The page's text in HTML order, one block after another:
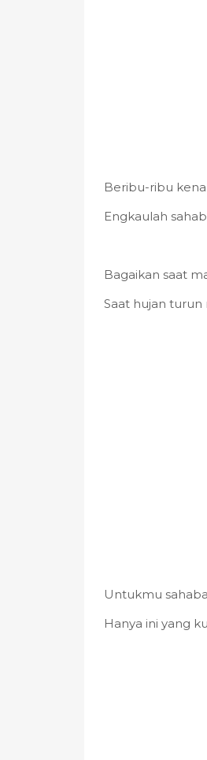
Beribu-ribu
Engkaulah
Bagaikan saat
Saat hujan
Untukmu
Hanya ini yang